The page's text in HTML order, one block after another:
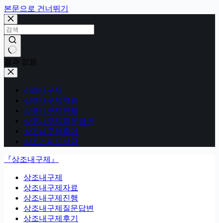
본문으로 건너뛰기
결과 없음
상조내구제
상조내구제자료
상조내구제진행
상조내구제질문답변
상조내구제후기
상조스피드상담
『상조내구제』
상조내구제
상조내구제자료
상조내구제진행
상조내구제질문답변
상조내구제후기